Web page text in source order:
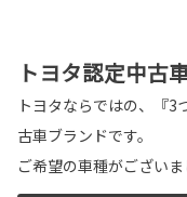
カローラ 一部改良
カローラが一部改良となりまし
カローラは茨城トヨタから。
詳しくはこちら
トヨタ認定中古
トヨタならではの、『
古車ブランドです。
ご希望の車種がござい